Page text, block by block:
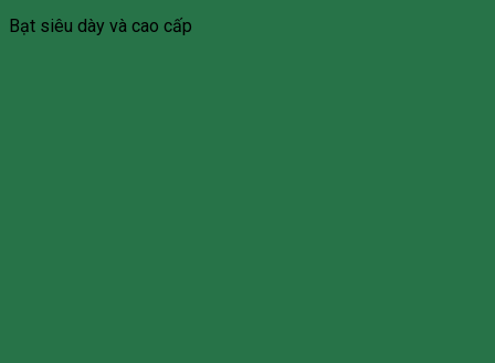
Bạt siêu dày và cao cấp